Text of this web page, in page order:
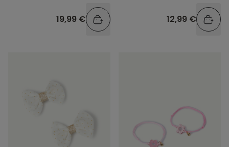
19,99 € 12,99 €